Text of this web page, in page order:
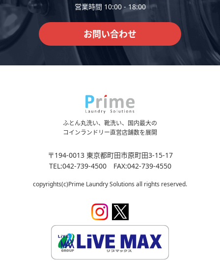
営業時間 10:00 - 18:00
お問い合わせ
ふとん丸洗い、靴洗い、国内最大の
コインランドリー直営店舗数を展開
〒194-0013 東京都町田市原町田3-15-17
TEL:042-739-4500 FAX:042-739-4550
copyrights(c)Prime Laundry Solutions all rights reserved.